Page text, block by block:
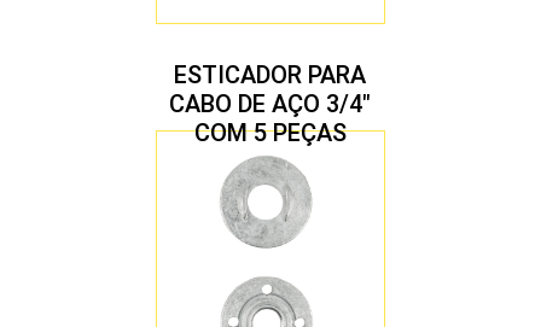
ESTICADOR PARA
CABO DE AÇO 3/4″
COM 5 PEÇAS